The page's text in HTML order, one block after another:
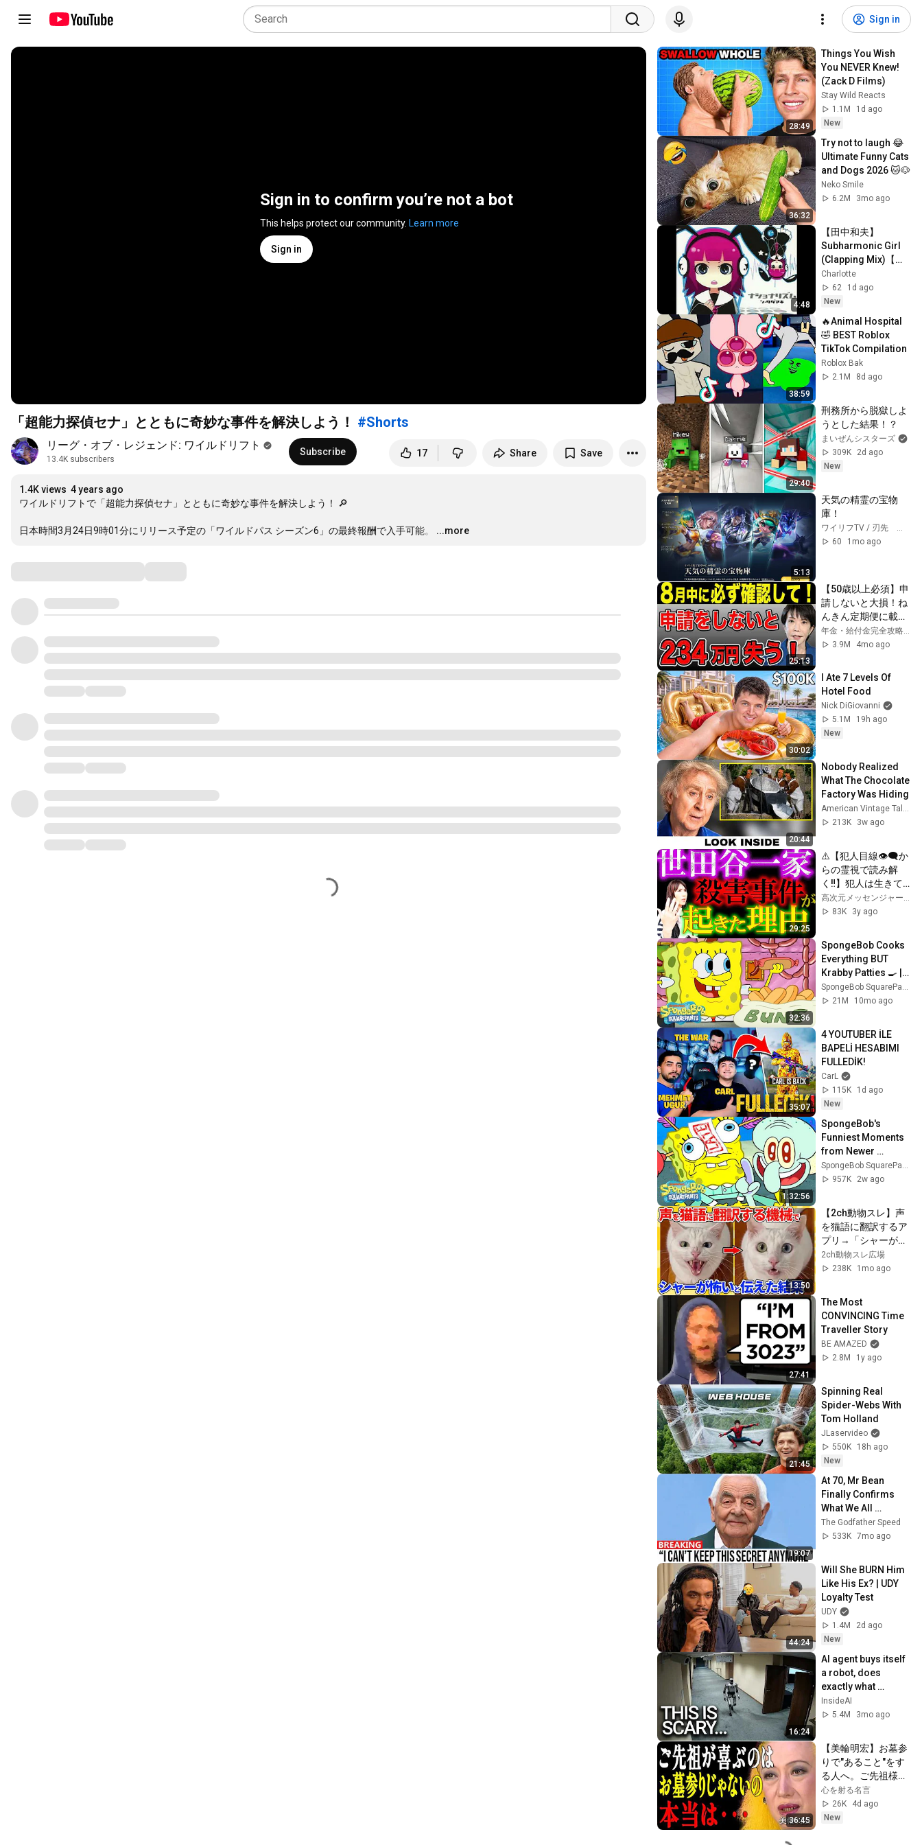
Sign in
Sign in to confirm you’re not a bot
This helps protect our community. Learn more
Sign in
「超能力探偵セナ」とともに奇妙な事件を解決しよう！ #Shorts
リーグ・オブ・レジェンド: ワイルドリフト
13.4K subscribers
Subscribe 17 Share Save
1.4K views 4 years ago
ワイルドリフトで「超能力探偵セナ」とともに奇妙な事件を解決しよう！ 🔎
日本時間3月24日9時01分にリリース予定の「ワイルドパス シーズン6」の最終報酬で入手可能。 …
...more
28:49
Things You Wish
You NEVER Knew!
(Zack D Films)
Stay Wild Reacts
1.1M
1d ago
New
36:32
Try not to laugh 😂
Ultimate Funny Cats
and Dogs 2026 🐱🐶
Neko Smile
6.2M
3mo ago
4:48
【田中和夫】
Subharmonic Girl
(Clapping Mix)【リ
ミックス】 (audio)
Charlotte
62
1d ago
New
38:59
🔥Animal Hospital
🤣 BEST Roblox
TikTok Compilation
Roblox Bak
2.1M
8d ago
29:40
刑務所から脱獄しよ
うとした結果！？
まいぜんシスターズ
309K
2d ago
New
5:13
天気の精霊の宝物
庫！
60
1mo ago
25:13
【50歳以上必須】申
請しないと大損！ね
んきん定期便に載ら
ない年金4選！
3.9M
4mo ago
30:02
I Ate 7 Levels Of
Hotel Food
Nick DiGiovanni
5.1M
19h ago
New
20:44
Nobody Realized
What The Chocolate
Factory Was Hiding
American Vintage Tales
213K
3w ago
29:25
⚠️【犯人目線👁️‍🗨️か
らの霊視で読み解
く‼️】犯人は生きて
いる❓その生い立ち
に事件の起きた理由
得る事‼️スタッフと
ウダウダLINEミーテ
ィング【世田谷一家
殺害事件】未解決事
件
高次元メッセンジャーちゃんねる〜Dear〜
83K
3y ago
32:36
SpongeBob Cooks
Everything BUT
Krabby Patties 🍳 |
SpongeBob
SpongeBob SquarePants Official
21M
10mo ago
35:07
4 YOUTUBER İLE
BAPELİ HESABIMI
FULLEDİK!
CarL
115K
1d ago
New
1:32:56
SpongeBob's
Funniest Moments
from Newer
Episodes 🧽 | 90
Minutes |
SpongeBob SquarePants Official
957K
2w ago
13:50
【2ch動物スレ】声
を猫語に翻訳するア
プリ→「シャーが怖
い」と伝えた結果ｗ
ｗｗｗｗ
2ch動物スレ広場
238K
1mo ago
27:41
The Most
CONVINCING Time
Traveller Story
BE AMAZED
2.8M
1y ago
21:45
Spinning Real
Spider-Webs With
Tom Holland
JLaservideo
550K
18h ago
New
19:07
At 70, Mr Bean
Finally Confirms
What We All
Suspected...
The Godfather Speed
533K 7mo ago
44:24
Will She BURN Him
Like His Ex? | UDY
Loyalty Test
UDY
1.4M
2d ago
New
16:24
AI agent buys itself
a robot, does
exactly what
experts warned
InsideAI
5.4M
3mo ago
36:45
【美輪明宏】お墓参
りで"あること"をす
る人へ。ご先祖様が
一番喜び、徳を授け
てくれる本当の供養
を教えますわよ｜偉
心を射る名言
26K
4d ago
New